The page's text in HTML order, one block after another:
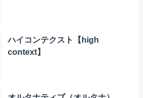
ハイコンテクスト【high
context】